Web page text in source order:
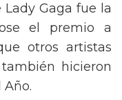
Gaga fue la
el premio a
otros artistas
hicieron